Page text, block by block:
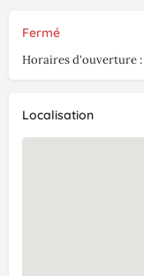
Fermé
Horaires d'ouverture :
Localisation